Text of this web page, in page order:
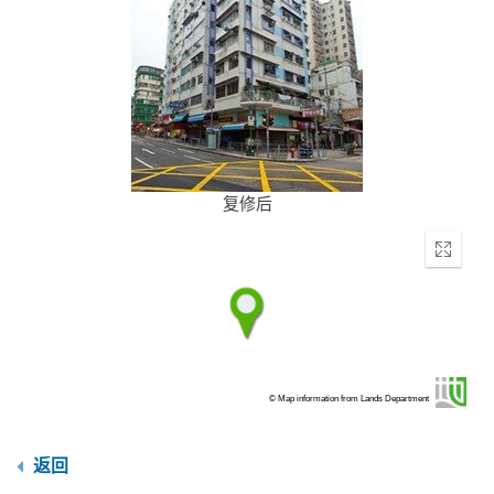
复修后
Enter
© Map information from Lands Department
返回